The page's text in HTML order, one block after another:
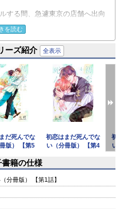
する間、急遽東京の店舗へ出向
美容師・美澄優里。
ない環境での仕事…大人になっ
と思っていたが
自分が顔を出し始めていた。
・三島薫と偶然再会する。
しくて、だけど少し強引な薫に
出が蘇り――…
を読む
ーズ紹介 全表示
だ死んでな
版） 【第5
初恋はまだ死んでな
い（分冊版） 【第4
初
い
next
書籍の仕様
分冊版） 【第1話】